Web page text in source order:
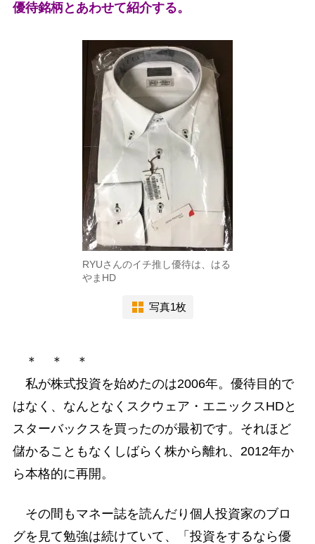
優待銘柄とあわせて紹介する。
RYUさんのイチ推し優待は、はる
やまHD
写真1枚
＊ ＊ ＊
私が株式投資を始めたのは2006年。優待目的で
はなく、なんとなくスクウェア・エニックスHDと
スターバックスを買ったのが最初です。それほど
儲かることもなくしばらく株から離れ、2012年か
ら本格的に再開。
その間もマネー誌を読んだり個人投資家のブロ
グを見て勉強は続けていて、「投資をするなら優